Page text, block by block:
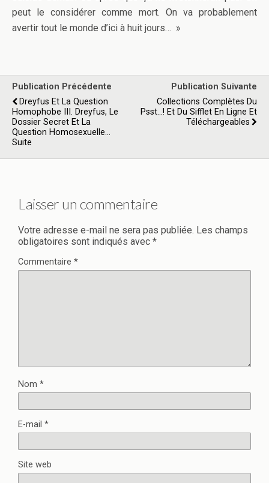
peut le considérer comme mort. On va probablement
avertir tout le monde d’ici à huit jours… »
Publication Précédente
Dreyfus Et La Question
Homophobe III. Dreyfus, Le
Dossier Secret Et La
Question Homosexuelle...
Suite
Publication Suivante
Collections Complètes Du
Psst...! Et Du Sifflet En Ligne Et
Téléchargeables
Laisser un commentaire
Votre adresse e-mail ne sera pas publiée. Les champs
obligatoires sont indiqués avec *
Commentaire *
Nom *
E-mail *
Site web